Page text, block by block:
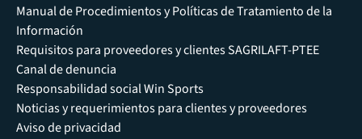
Manual de Procedimientos y Políticas de Tratamiento de la
Información
Requisitos para proveedores y clientes SAGRILAFT-PTEE
Canal de denuncia
Responsabilidad social Win Sports
Noticias y requerimientos para clientes y proveedores
Aviso de privacidad